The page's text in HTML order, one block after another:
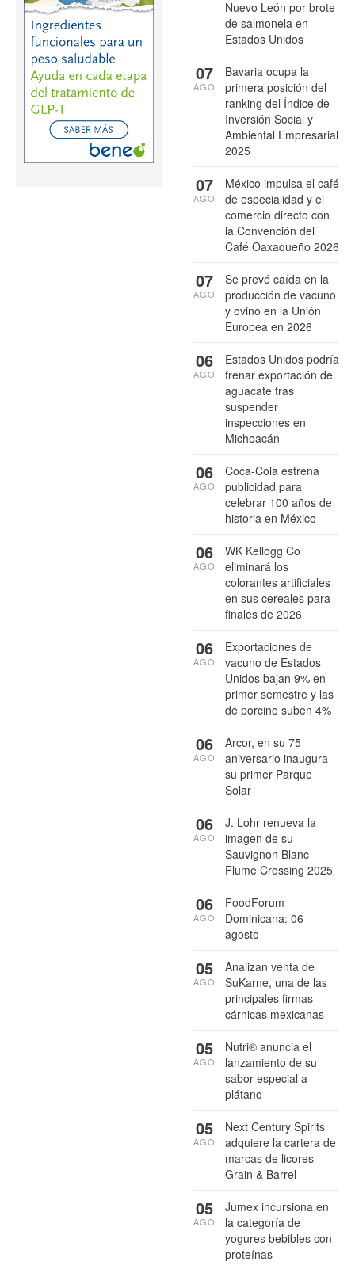
Nuevo León por brote
de salmonela en
Estados Unidos
Bavaria ocupa la
primera posición del
ranking del Índice de
Inversión Social y
Ambiental Empresarial
2025
07
AGO
México impulsa el café
de especialidad y el
comercio directo con
la Convención del
Café Oaxaqueño 2026
07
AGO
Se prevé caída en la
producción de vacuno
y ovino en la Unión
Europea en 2026
07
AGO
Estados Unidos podría
frenar exportación de
aguacate tras
suspender
inspecciones en
Michoacán
06
AGO
Coca-Cola estrena
publicidad para
celebrar 100 años de
historia en México
06
AGO
WK Kellogg Co
eliminará los
colorantes artificiales
en sus cereales para
finales de 2026
06
AGO
Exportaciones de
vacuno de Estados
Unidos bajan 9% en
primer semestre y las
de porcino suben 4%
06
AGO
Arcor, en su 75
aniversario inaugura
su primer Parque
Solar
06
AGO
J. Lohr renueva la
imagen de su
Sauvignon Blanc
Flume Crossing 2025
06
AGO
FoodForum
Dominicana: 06
agosto
06
AGO
Analizan venta de
SuKarne, una de las
principales firmas
cárnicas mexicanas
05
AGO
Nutri® anuncia el
lanzamiento de su
sabor especial a
plátano
05
AGO
Next Century Spirits
adquiere la cartera de
marcas de licores
Grain & Barrel
05
AGO
Jumex incursiona en
la categoría de
yogures bebibles con
proteínas
05
AGO